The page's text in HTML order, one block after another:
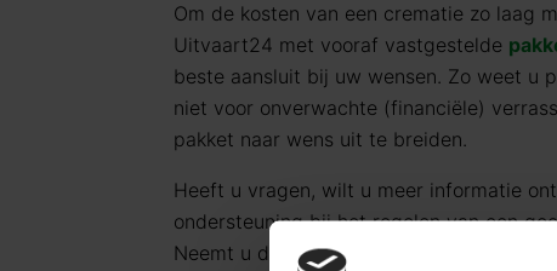
Om de kosten van een crematie zo laag
Uitvaart24 met vooraf vastgestelde
beste aansluit bij uw wensen. Zo weet u
niet voor onverwachte (financiële)
pakket naar wens uit te breiden.
Heeft u vragen, wilt u meer informatie
ondersteuning bij het regelen van een
Neemt u dan gerust contact met ons op.